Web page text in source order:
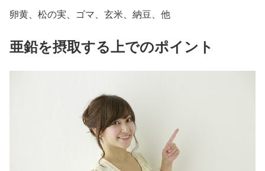
卵黄、松の実、ゴマ、玄米、納豆、他
亜鉛を摂取する上でのポイント